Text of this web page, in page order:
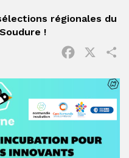
régionales du
!
Facebook